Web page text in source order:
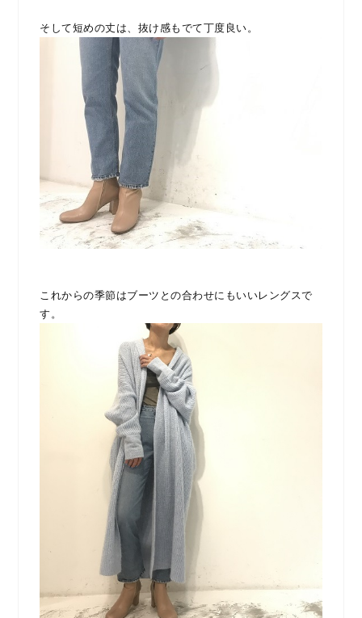
そして短めの丈は、抜け感もでて丁度良い。
これからの季節はブーツとの合わせにもいいレングスで
す。